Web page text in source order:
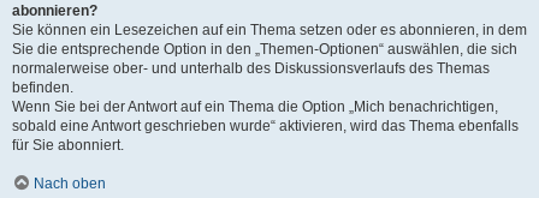
abonnieren?
Sie können ein Lesezeichen auf ein Thema setzen oder es abonnieren, in dem
Sie die entsprechende Option in den „Themen-Optionen“ auswählen, die sich
normalerweise ober- und unterhalb des Diskussionsverlaufs des Themas
befinden.
Wenn Sie bei der Antwort auf ein Thema die Option „Mich benachrichtigen,
sobald eine Antwort geschrieben wurde“ aktivieren, wird das Thema ebenfalls
für Sie abonniert.
Nach oben